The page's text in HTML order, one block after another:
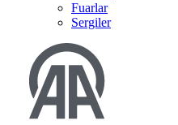
Fuarlar
Sergiler